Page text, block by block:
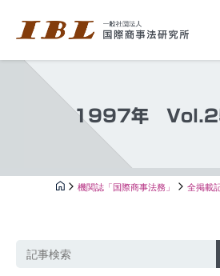
1997年
機関誌「国際商事法務」 全掲載